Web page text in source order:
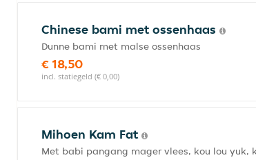
Chinese bami met ossenhaas
Dunne bami met malse ossenhaas
€ 18,50
incl. statiegeld (€ 0,00)
Mihoen Kam Fat
Met babi pangang mager vlees, kou lou yuk,